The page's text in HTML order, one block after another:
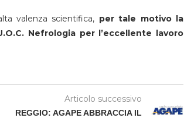
valenza scientifica, per tale motivo la
Nefrologia per l’eccellente lavoro
Articolo successivo
REGGIO: AGAPE ABBRACCIA IL